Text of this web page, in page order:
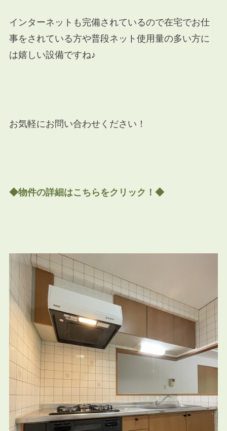
インターネットも完備されているので在宅でお仕
事をされている方や普段ネット使用量の多い方に
は嬉しい設備ですね♪
お気軽にお問い合わせください！
◆物件の詳細はこちらをクリック！◆